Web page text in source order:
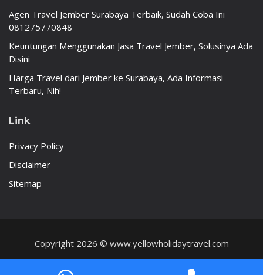
Agen Travel Jember Surabaya Terbaik, Sudah Coba Ini
081275770848
Keuntungan Menggunakan Jasa Travel Jember, Solusinya Ada
Disini
Harga Travel dari Jember ke Surabaya, Ada Informasi
Terbaru, Nih!
Link
Privacy Policy
Disclaimer
Sitemap
Copyright 2026 © www.yellowholidaytravel.com